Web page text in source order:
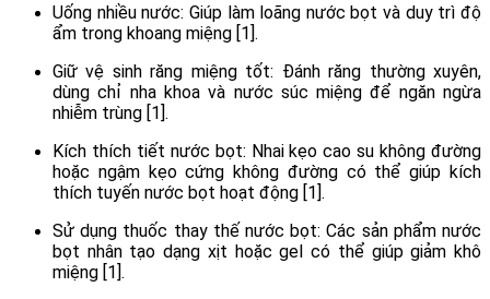
Uống nhiều nước: Giúp làm loãng nước bọt và duy trì độ
ẩm trong khoang miệng [1].
Giữ vệ sinh răng miệng tốt: Đánh răng thường xuyên,
dùng chỉ nha khoa và nước súc miệng để ngăn ngừa
nhiễm trùng [1].
Kích thích tiết nước bọt: Nhai kẹo cao su không đường
hoặc ngậm kẹo cứng không đường có thể giúp kích
thích tuyến nước bọt hoạt động [1].
Sử dụng thuốc thay thế nước bọt: Các sản phẩm nước
bọt nhân tạo dạng xịt hoặc gel có thể giúp giảm khô
miệng [1].